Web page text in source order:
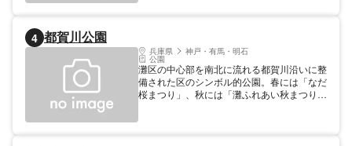
4 都賀川公園
兵庫県 神戸・有馬・明石
公園
灘区の中心部を南北に流れる都賀川沿いに整
備された区のシンボル的公園。春には「なだ
桜まつり」、秋には「灘ふれあい秋まつり」